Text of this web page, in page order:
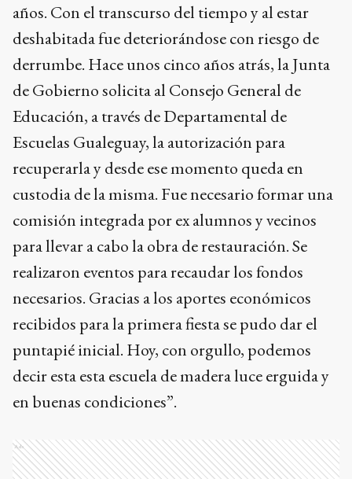
años. Con el transcurso del tiempo y al estar
deshabitada fue deteriorándose con riesgo de
derrumbe. Hace unos cinco años atrás, la Junta
de Gobierno solicita al Consejo General de
Educación, a través de Departamental de
Escuelas Gualeguay, la autorización para
recuperarla y desde ese momento queda en
custodia de la misma. Fue necesario formar una
comisión integrada por ex alumnos y vecinos
para llevar a cabo la obra de restauración. Se
realizaron eventos para recaudar los fondos
necesarios. Gracias a los aportes económicos
recibidos para la primera fiesta se pudo dar el
puntapié inicial. Hoy, con orgullo, podemos
decir esta esta escuela de madera luce erguida y
en buenas condiciones”.
Ads